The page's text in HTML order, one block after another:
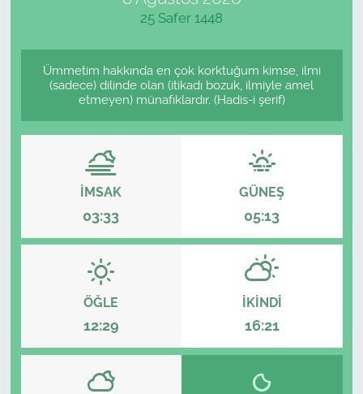
25 Safer 1448
Ümmetim hakkında en çok korktuğum kimse, ilmi
(sadece) dilinde olan (itikadı bozuk, ilmiyle amel
etmeyen) münafıklardır. (Hadis-i şerif)
İMSAK
03:33
GÜNEŞ
05:13
ÖĞLE
12:29
İKINDI
16:21